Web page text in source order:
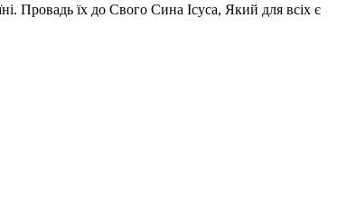
Провадь їх до Свого Сина Ісуса, Який для всіх є